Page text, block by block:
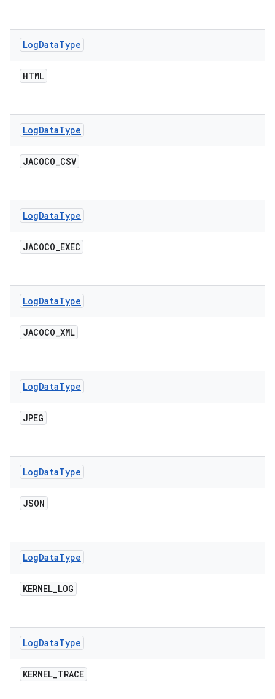
LogDataType
HTML
LogDataType
JACOCO_CSV
LogDataType
JACOCO_EXEC
LogDataType
JACOCO_XML
LogDataType
JPEG
LogDataType
JSON
LogDataType
KERNEL_LOG
LogDataType
KERNEL_TRACE